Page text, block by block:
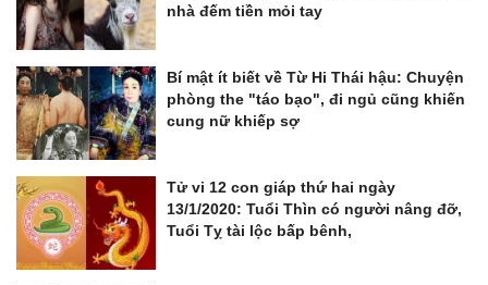
nhà đếm tiền mỏi tay
Bí mật ít biết về Từ Hi Thái hậu: Chuyện
phòng the "táo bạo", đi ngủ cũng khiến
cung nữ khiếp sợ
Tử vi 12 con giáp thứ hai ngày
13/1/2020: Tuổi Thìn có người nâng đỡ,
Tuổi Tỵ tài lộc bấp bênh,